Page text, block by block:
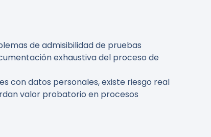
de admisibilidad de pruebas
exhaustiva del proceso de
con datos personales, existe riesgo real
valor probatorio en procesos